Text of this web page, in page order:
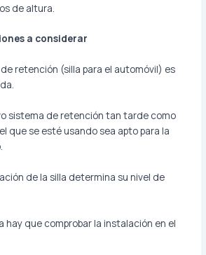
de altura.
a considerar
retención (silla para el automóvil) es
sistema de retención tan tarde como
que se esté usando sea apto para la
de la silla determina su nivel de
hay que comprobar la instalación en el